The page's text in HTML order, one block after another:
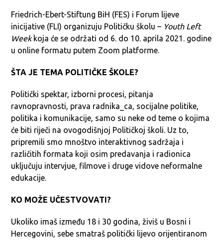
Friedrich-Ebert-Stiftung BiH (FES) i Forum lijeve
inicijative (FLI) organizuju Političku školu – Youth Left
Weekkoja će se održati od 6. do 10. aprila 2021. godine
u online formatu putem Zoom platforme.
ŠTA JE TEMA POLITIČKE ŠKOLE?
Politički spektar, izborni procesi, pitanja
ravnopravnosti, prava radnika_ca, socijalne politike,
politika i komunikacije, samo su neke od teme o kojima
će biti riječi na ovogodišnjoj Političkoj školi. Uz to,
pripremili smo mnoštvo interaktivnog sadržaja i
različitih formata koji osim predavanja i radionica
uključuju intervjue, filmove i druge vidove neformalne
edukacije.
KO MOŽE UČESTVOVATI?
Ukoliko imaš između 18 i 30 godina, živiš u Bosni i
Hercegovini, sebe smatraš politički lijevo orijentiranom